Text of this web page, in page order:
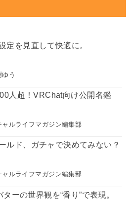
定を見直して快適に。
ゆう
人超！VRChat向け公開名鑑
ャルライフマガジン編集部
ルド、ガチャで決めてみない？
ャルライフマガジン編集部
ーの世界観を“香り”で表現。